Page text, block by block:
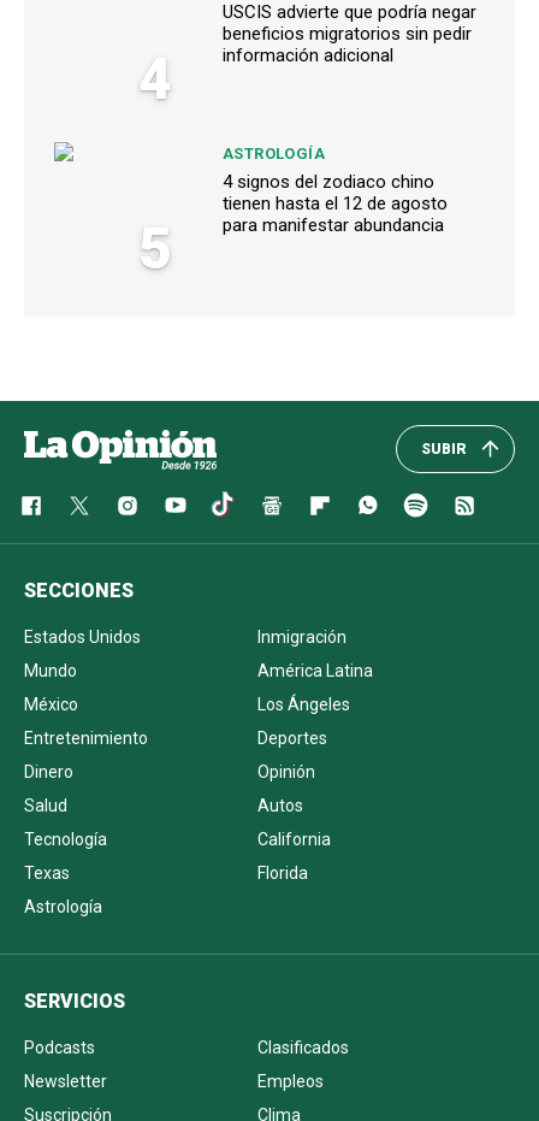
4
USCIS advierte que podría negar
beneficios migratorios sin pedir
información adicional
5
ASTROLOGÍA
4 signos del zodiaco chino
tienen hasta el 12 de agosto
para manifestar abundancia
SUBIR
SECCIONES
Estados Unidos
Inmigración
Mundo
América Latina
México
Los Ángeles
Entretenimiento
Deportes
Dinero
Opinión
Salud
Autos
Tecnología
California
Texas
Florida
Astrología
SERVICIOS
Podcasts
Clasificados
Newsletter
Empleos
Suscripción
Clima